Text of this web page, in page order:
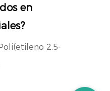
en
2,5-